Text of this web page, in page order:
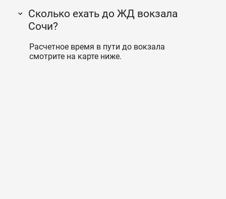
Сколько ехать до ЖД вокзала
Сочи?
Расчетное время в пути до вокзала
смотрите на карте ниже.